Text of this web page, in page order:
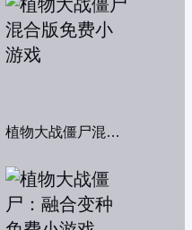
植物大战僵尸混合版